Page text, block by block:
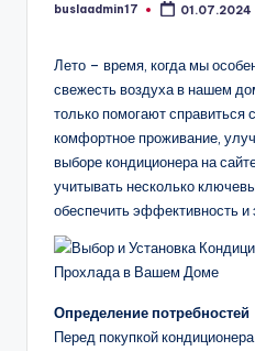
Запись
buslaadmin17 01.07.2024
Лето – время, когда мы
свежесть воздуха в нашем
только помогают справиться
комфортное проживание,
выборе кондиционера на
учитывать несколько
обеспечить эффективность и
Определение потребностей
Перед покупкой